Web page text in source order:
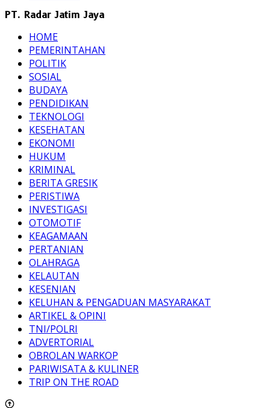
PT. Radar Jatim Jaya
HOME
PEMERINTAHAN
POLITIK
SOSIAL
BUDAYA
PENDIDIKAN
TEKNOLOGI
KESEHATAN
EKONOMI
HUKUM
KRIMINAL
BERITA GRESIK
PERISTIWA
INVESTIGASI
OTOMOTIF
KEAGAMAAN
PERTANIAN
OLAHRAGA
KELAUTAN
KESENIAN
KELUHAN & PENGADUAN MASYARAKAT
ARTIKEL & OPINI
TNI/POLRI
ADVERTORIAL
OBROLAN WARKOP
PARIWISATA & KULINER
TRIP ON THE ROAD